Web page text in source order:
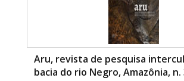
Aru, revista de pesquisa
bacia do rio Negro, Amazônia, n.